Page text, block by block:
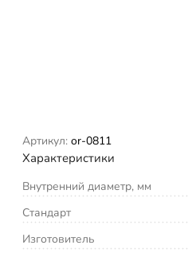
Артикул: or-0811
Характеристики
Внутренний диаметр, мм
Стандарт
Изготовитель